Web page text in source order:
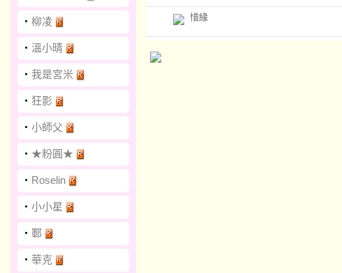
‧ 柳凌
‧ 溫小晴
‧ 我是宮米
‧ 狂影
‧ 小師父
‧ ★粉圓★
‧ Roselin
‧ 小小星
‧ 鄆
‧ 華克
惜緣